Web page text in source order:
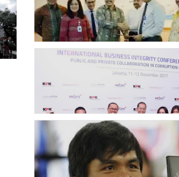
Kerja Konstruksi PT Adhi
Keren, Bank BJB Kantongi
Puluhan Penghargaan
2017
Dicibir Di Medsos, Manny
Pacquiao Tegaskan
Tolak LGBT